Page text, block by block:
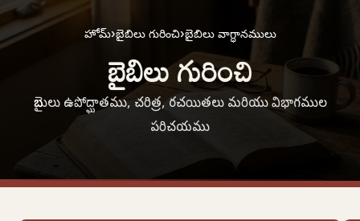
హోమ్›బైబిలు గురించి›బైబిలు వాగ్ధానములు
బైబిలు గురించి
బైబులు ఉపోద్ఘాతము, చరిత్ర, రచయితలు మరియు విభాగముల
పరిచయము